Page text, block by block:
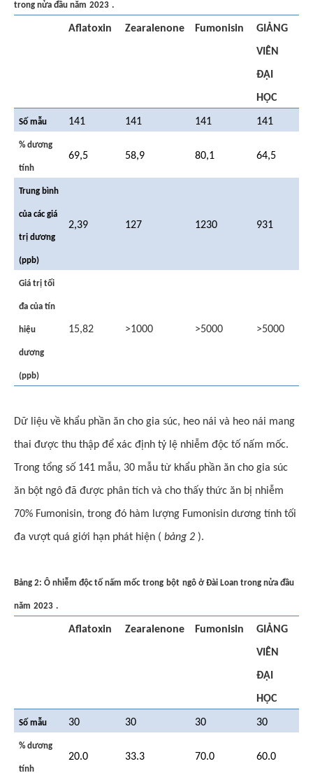
trong nửa đầu năm 2023 .
Aflatoxin Zearalenone Fumonisin GIẢNG
VIÊN
ĐẠI
HỌC
Số mẫu 141 141 141 141
% dương
tính
69,5 58,9 80,1 64,5
Trung bình
của các giá
trị dương
(ppb)
2,39 127 1230 931
Giá trị tối
đa của tín
hiệu
dương
(ppb)
15,82 >1000 >5000 >5000
Dữ liệu về khẩu phần ăn cho gia súc, heo nái và heo nái mang
thai được thu thập để xác định tỷ lệ nhiễm độc tố nấm mốc.
Trong tổng số 141 mẫu, 30 mẫu từ khẩu phần ăn cho gia súc
ăn bột ngô đã được phân tích và cho thấy thức ăn bị nhiễm
70% Fumonisin, trong đó hàm lượng Fumonisin dương tính tối
đa vượt quá giới hạn phát hiện ( bảng 2 ).
Bảng 2: Ô nhiễm độc tố nấm mốc trong bột ngô ở Đài Loan trong nửa đầu
năm 2023 .
Aflatoxin Zearalenone Fumonisin GIẢNG
VIÊN
ĐẠI
HỌC
Số mẫu 30 30 30 30
% dương
tính
20.0 33.3 70.0 60.0